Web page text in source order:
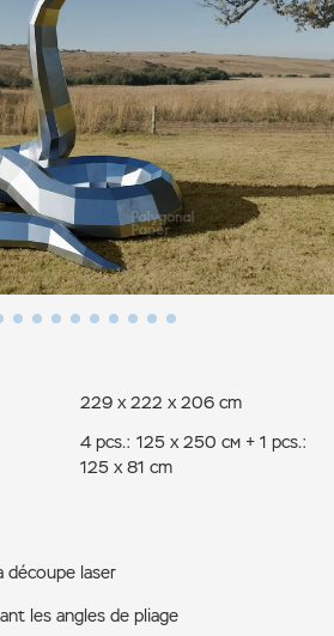
229 x 222 x 206 cm
4 pcs.: 125 x 250 см + 1 pcs.:
125 х 81 cm
découpe laser
les angles de pliage